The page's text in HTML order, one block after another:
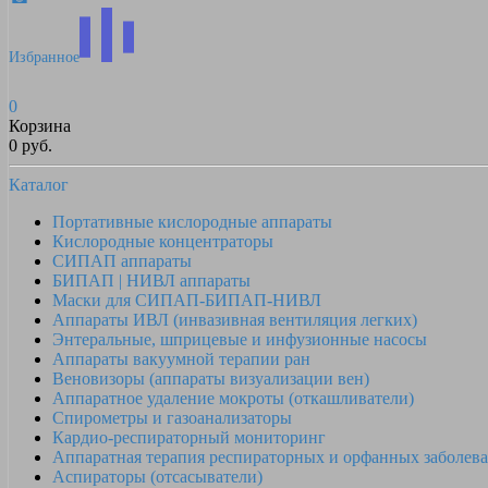
Избранное
0
Корзина
0 руб.
Каталог
Портативные кислородные аппараты
Кислородные концентраторы
СИПАП аппараты
БИПАП | НИВЛ аппараты
Маски для СИПАП-БИПАП-НИВЛ
Аппараты ИВЛ (инвазивная вентиляция легких)
Энтеральные, шприцевые и инфузионные насосы
Аппараты вакуумной терапии ран
Веновизоры (аппараты визуализации вен)
Аппаратное удаление мокроты (откашливатели)
Спирометры и газоанализаторы
Кардио-респираторный мониторинг
Аппаратная терапия респираторных и орфанных
Аспираторы (отсасыватели)